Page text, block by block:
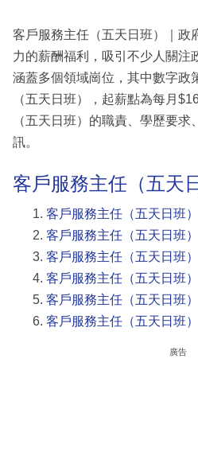
客戶服務主任（五天日班）｜政
力的薪酬福利，吸引不少人關注
涵蓋多個領域崗位，其中數字政
（五天日班），起薪點為每月
（五天日班）的職責、學歷要
訊。
客戶服務主任（五天
客戶服務主任（五天日班
客戶服務主任（五天日班
客戶服務主任（五天日班
客戶服務主任（五天日班
客戶服務主任（五天日班
客戶服務主任（五天日班
廣告